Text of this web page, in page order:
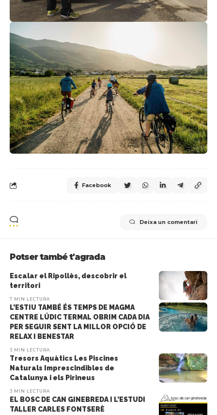
Facebook
Deixa un comentari
Potser també t'agrada
Escalar el Ripollès, descobrir el
territori
7 MIN LECTURA
L’ESTIU TAMBÉ ÉS TEMPS DE MAGMA
CENTRE LÚDIC TERMAL OBRIM CADA DIA
PER SEGUIR SENT LA MILLOR OPCIÓ DE
RELAX I BENESTAR
3 MIN LECTURA
Tresors Aquàtics Les Piscines
Naturals Imprescindibles de
Catalunya i els Pirineus
3 MIN LECTURA
EL BOSC DE CAN GINEBREDA I L’ESTUDI
TALLER CARLES FONTSERÈ